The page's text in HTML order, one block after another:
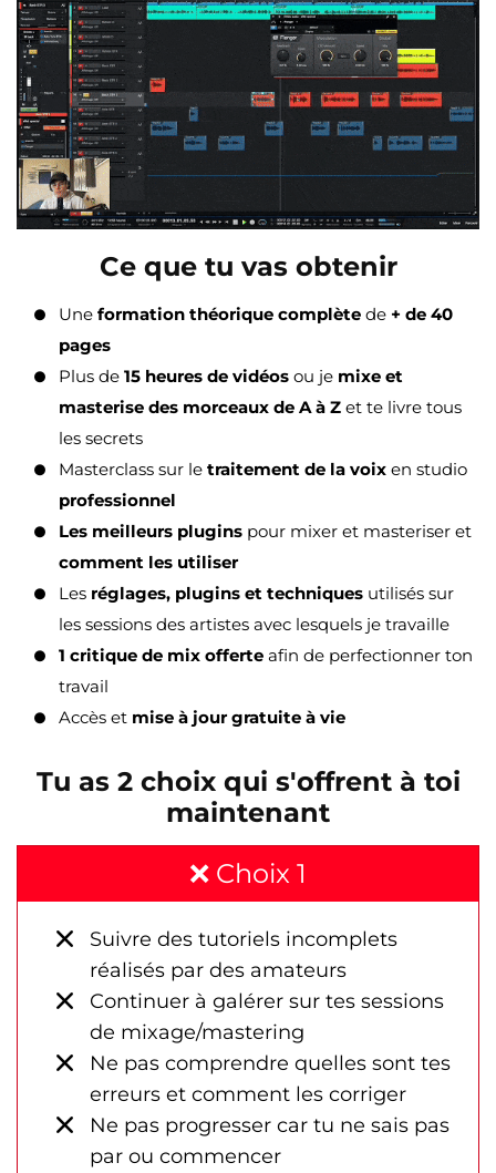
Ce que tu vas obtenir
Une formation théorique complètede + de 40
pages
Plus de 15 heures de vidéos ou je mixe et
masterise des morceaux de A à Z et te livre tous
les secrets
Masterclass sur le traitement de la voixen studio
professionnel
Les meilleurs plugins pour mixer et masteriser et
comment les utiliser
Les réglages, plugins et techniquesutilisés sur
les sessions des artistes avec lesquels je travaille
1 critique de mix offerteafin de perfectionner ton
travail
Accès et mise à jour gratuite à vie
Tu as 2 choix qui s'offrent à toi
maintenant
❌ Choix 1
Suivre des tutoriels incomplets
réalisés par des amateurs
Continuer à galérer sur tes sessions
de mixage/mastering
Ne pas comprendre quelles sont tes
erreurs et comment les corriger
Ne pas progresser car tu ne sais pas
par ou commencer